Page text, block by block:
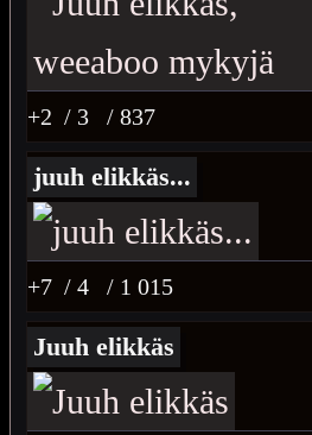
+2 / 3 / 837
juuh elikkäs...
+7 / 4 / 1 015
Juuh elikkäs